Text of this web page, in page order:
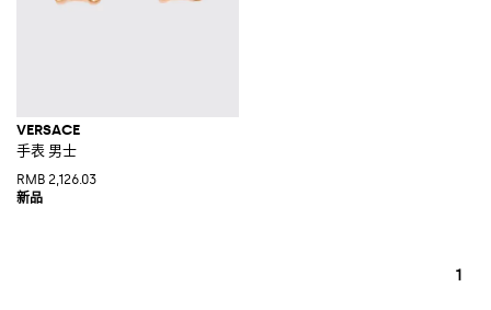
VERSACE
手表 男士
RMB 2,126.03
1